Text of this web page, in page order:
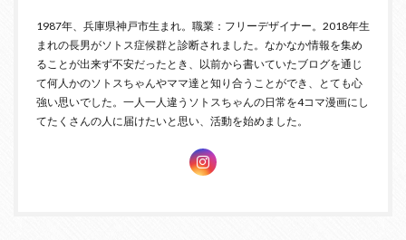
1987年、兵庫県神戸市生まれ。職業：フリーデザイナー。2018年生
まれの長男がソトス症候群と診断されました。なかなか情報を集め
ることが出来ず不安だったとき、以前から書いていたブログを通じ
て何人かのソトスちゃんやママ達と知り合うことができ、とても心
強い思いでした。一人一人違うソトスちゃんの日常を4コマ漫画にし
てたくさんの人に届けたいと思い、活動を始めました。